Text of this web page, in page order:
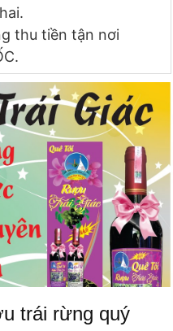
thu tiền tận nơi
trái rừng quý